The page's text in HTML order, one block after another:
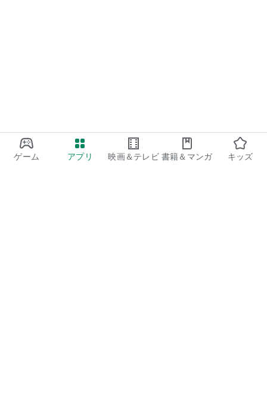
ゲーム アプリ 映画＆テレビ 書籍＆マンガ キッズ